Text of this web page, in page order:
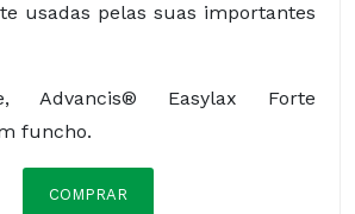
usadas pelas suas importantes
Advancis® Easylax Forte
funcho.
COMPRAR